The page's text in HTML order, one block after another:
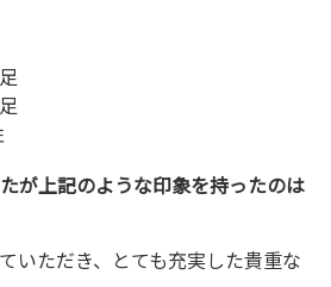
が上記のような印象を持ったのは
いただき、とても充実した貴重な